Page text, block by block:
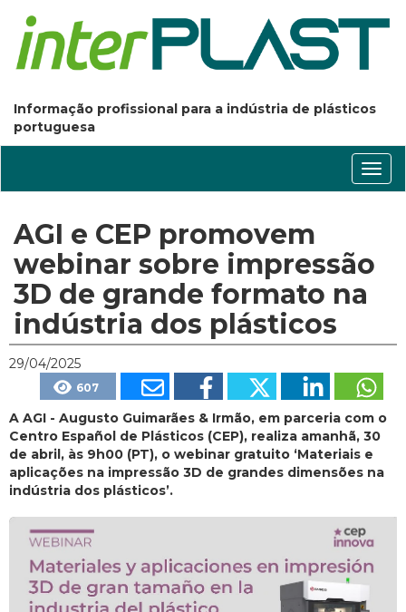
Informação profissional para a indústria de plásticos
portuguesa
AGI e CEP promovem
webinar sobre impressão
3D de grande formato na
indústria dos plásticos
29/04/2025
607
A AGI - Augusto Guimarães & Irmão, em parceria com o
Centro Español de Plásticos (CEP), realiza amanhã, 30
de abril, às 9h00 (PT), o webinar gratuito ‘Materiais e
aplicações na impressão 3D de grandes dimensões na
indústria dos plásticos’.